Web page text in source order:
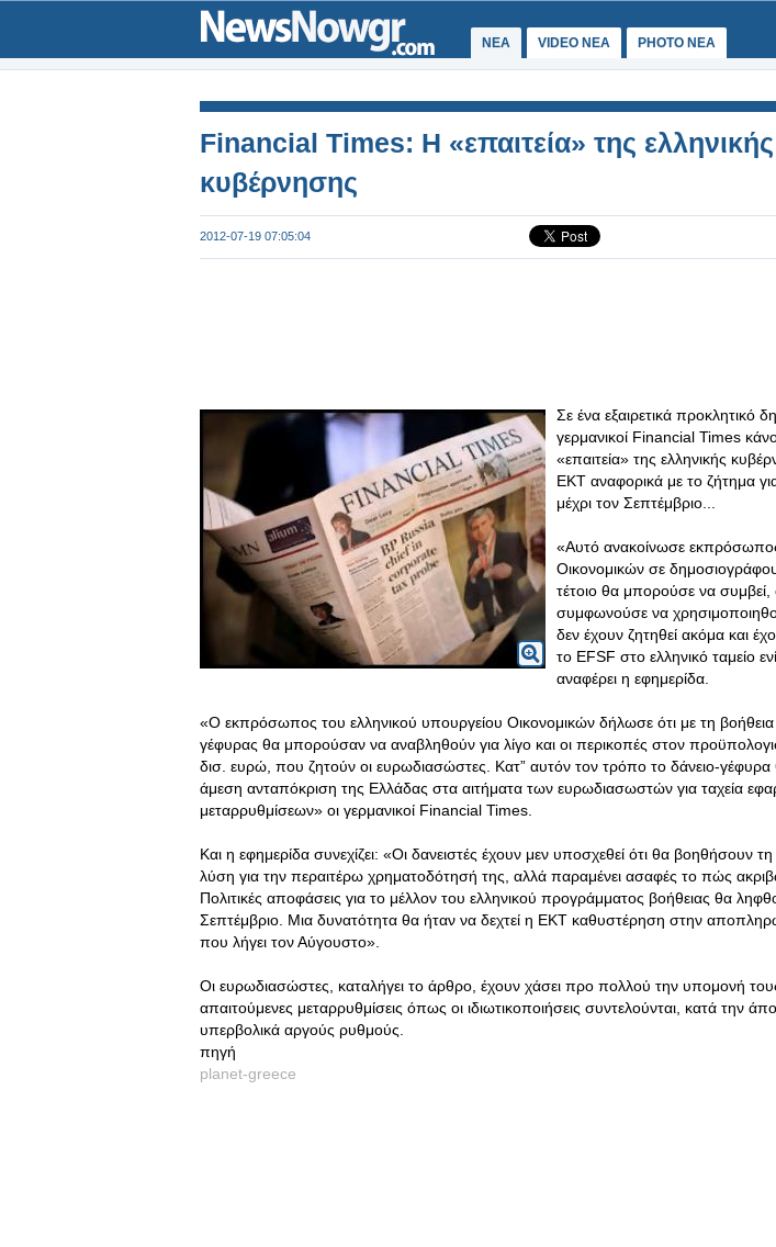
ΝΕΑ VIDEO NEA PHOTO NEA
Financial Times: Η «επαιτεία» της ελληνικής
κυβέρνησης
2012-07-19 07:05:04
Σε ένα εξαιρετικά προκλητικό
γερμανικοί Financial Times
«επαιτεία» της ελληνικής
ΕΚΤ αναφορικά με το ζήτημα
μέχρι τον Σεπτέμβριο.​..
«Αυτό ανακοίνωσε
Οικονομικών σε
τέτοιο θα μπορούσε να
συμφωνούσε να
δεν έχουν ζητηθεί ακόμα και
το EFSF στο ελληνικό ταμείο
αναφέρει η εφημερίδα.
«Ο εκπρόσωπος του ελληνικού υπουργείου Οικονομικών δήλωσε ότι με τη βοήθεια
γέφυρας θα μπορούσαν να αναβληθούν για λίγο και οι περικοπές στον
δισ. ευρώ, που ζητούν οι ευρωδιασώστες. Κατ” αυτόν τον τρόπο το δάνειο-
άμεση ανταπόκριση της Ελλάδας στα αιτήματα των ευρωδιασωστών για ταχεία
μεταρρυθμίσεων» οι γερμανικοί Financial Times.
Και η εφημερίδα συνεχίζει: «Οι δανειστές έχουν μεν υποσχεθεί ότι θα βοηθήσουν
λύση για την περαιτέρω χρηματοδότησή της, αλλά παραμένει ασαφές το πώς
Πολιτικές αποφάσεις για το μέλλον του ελληνικού προγράμματος βοήθειας θα
Σεπτέμβριο. Μια δυνατότητα θα ήταν να δεχτεί η ΕΚΤ καθυστέρηση στην
που λήγει τον Αύγουστο».
Οι ευρωδιασώστες, καταλήγει το άρθρο, έχουν χάσει προ πολλού την υπομονή
απαιτούμενες μεταρρυθμίσεις όπως οι ιδιωτικοποιήσεις συντελούνται, κατά την
υπερβολικά αργούς ρυθμούς.
πηγή
planet-greece